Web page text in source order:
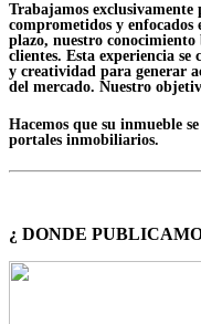
Trabajamos
comprometidos y enfocados
plazo, nuestro
clientes. Esta experiencia se
y creatividad para generar
del mercado. Nuestro
Hacemos que su inmueble
portales inmobiliarios.
¿ DONDE